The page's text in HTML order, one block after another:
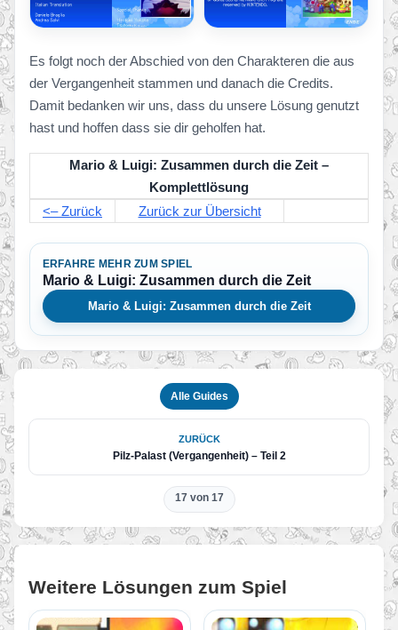
Es folgt noch der Abschied von den Charakteren die aus
der Vergangenheit stammen und danach die Credits.
Damit bedanken wir uns, dass du unsere Lösung genutzt
hast und hoffen dass sie dir geholfen hat.
Mario & Luigi: Zusammen durch die Zeit –
Komplettlösung
<– Zurück
Zurück zur Übersicht
ERFAHRE MEHR ZUM SPIEL
Mario & Luigi: Zusammen durch die Zeit
Mario & Luigi: Zusammen durch die Zeit
Alle Guides
ZURÜCK
Pilz-Palast (Vergangenheit) – Teil 2
17 von 17
Weitere Lösungen zum Spiel